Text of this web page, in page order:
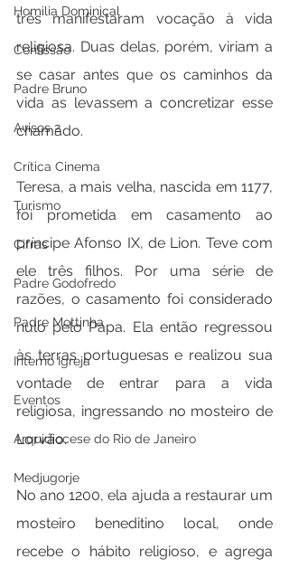
Homilia Dominical
Confissão
Padre Bruno
Avisos 2
Crítica Cinema
Turismo
Cifras
Padre Godofredo
Padre Mottinha
Interno Igreja
Eventos
Arquidiocese do Rio de Janeiro
Medjugorje
três manifestaram vocação à vida
religiosa. Duas delas, porém, viriam a
se casar antes que os caminhos da
vida as levassem a concretizar esse
chamado.
Teresa, a mais velha, nascida em 1177,
foi prometida em casamento ao
príncipe Afonso IX, de Lion. Teve com
ele três filhos. Por uma série de
razões, o casamento foi considerado
nulo pelo Papa. Ela então regressou
às terras portuguesas e realizou sua
vontade de entrar para a vida
religiosa, ingressando no mosteiro de
Lorvão.
No ano 1200, ela ajuda a restaurar um
mosteiro beneditino local, onde
recebe o hábito religioso, e agrega